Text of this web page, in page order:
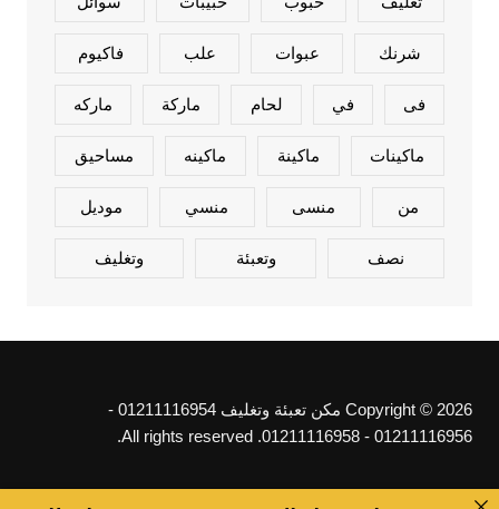
شرنك عبوات علب فاكيوم
فى في لحام ماركة ماركه
ماكينات ماكينة ماكينه مساحيق
من منسى منسي موديل
نصف وتعبئة وتغليف
Copyright © 2026 مكن تعبئة وتغليف 01211116954 -
01211116956 - 01211116958. All rights reserved.